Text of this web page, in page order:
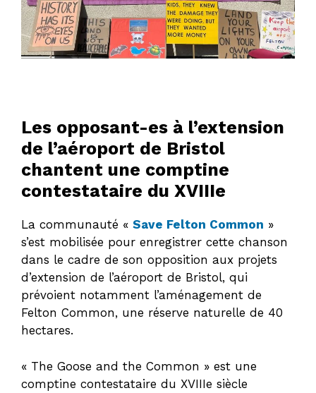
Les opposant-es à l’extension
de l’aéroport de Bristol
chantent une comptine
contestataire du XVIIIe
La communauté « Save Felton Common »
s’est mobilisée pour enregistrer cette chanson
dans le cadre de son opposition aux projets
d’extension de l’aéroport de Bristol, qui
prévoient notamment l’aménagement de
Felton Common, une réserve naturelle de 40
hectares.
« The Goose and the Common » est une
comptine contestataire du XVIIIe siècle